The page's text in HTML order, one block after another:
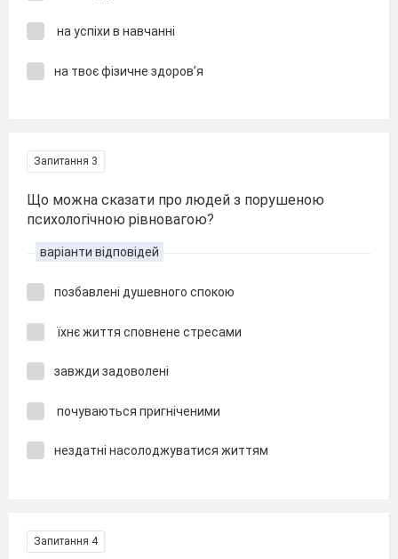
на успіхи в навчанні
на твоє фізичне здоров’я
Запитання 3
Що можна сказати про людей з порушеною
психологічною рівновагою?
варіанти відповідей
позбавлені душевного спокою
їхнє життя сповнене стресами
завжди задоволені
почуваються пригніченими
нездатні насолоджуватися життям
Запитання 4